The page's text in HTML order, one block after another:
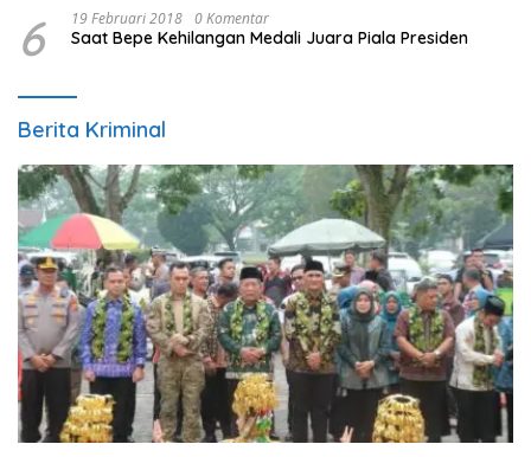
6 19 Februari 2018 0 Komentar
Saat Bepe Kehilangan Medali Juara Piala Presiden
Berita Kriminal